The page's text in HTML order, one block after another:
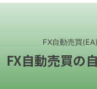
FX自動売買
FX自動売買の